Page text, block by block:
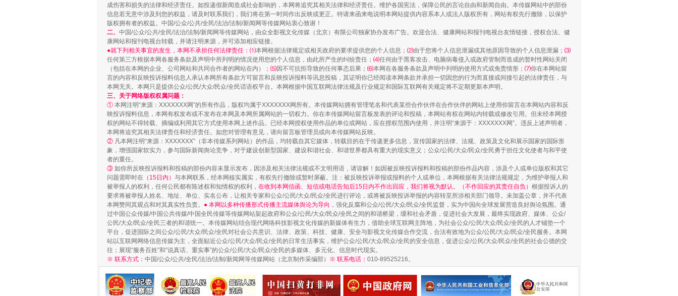
站台名比不上好声名
走近一线检察官
“谁都不怕”的他落马了
漫山遍野的桃花与雪山、麦地、白藏房 除了知识还要"留白" 用生命托举生命
成伤害和损失的法律和经济责任。如投递假新闻造成社会影响的，本网将追究其相关法律和经济责任。维护各国宪法，保障公民的言论自由和新闻自由。本传媒网站中的部份
信息若无意中涉及到您的权益，请及时联系我们，我们将在第一时间作出反映或更正。特请来函来电说明本网站提供内容系本人或法人版权所有，网站有权先行撤除，以保护
版权拥有者的权益。中国/公众/公共/全民/法治/法制/新闻网等传媒网站衷心致谢！
二、 中国/公众/公共/全民/法治/法制/新闻网等传媒网站，由众全影视文化传媒（北京）有限公司独家协办发布广告。欢迎合法、健康网站和报刊电视台友情链接，授权合法、健
康网站和报刊电视台转载，并请注明来源，并可添加相应链接。
●就下列相关事宜的发生，本网不承担任何法律责任：⑴本网根据法律规定或相关政府的要求提供您的个人信息； ⑵由于您将个人信息泄漏或其他原因导致的个人信息泄漏； ⑶
任何第三方根据本网各服务条款及声明中所列明的情况使用您的个人信息，由此所产生的纠纷责任； ⑷任何由于黑客攻击、电脑病毒侵入或政府管制而造成的暂时性网站关闭
（包括在本网的企业、公司网站和共同合作者的网站在内）； ⑸因不可抗拒导致的任何事态后果； ⑹本网在各服务条款及声明中列明的使用方式或免责情形； ⑺你在本网站留
言的内容和反映投诉报料信息人承认本网所有条款方可留言和反映投诉报料等讯息投稿，其证明你已经阅读本网条款并承担一切因您的行为而直接或间接引起的法律责任，与
本网无关。本网只是提供公众/公民/大众/民众/全民话语权平台。本网根据中国互联网法律法规及行业规定和国际互联网有关规定将不定期更新本声明。
三、关于网络版权权属问题：
① 本网注明“来源：XXXXXXX网”的所有作品，版权均属于XXXXXXX网所有。本传媒网站拥有管理笔名和代表某些合作伙伴在合作伙伴的网站上使用你留言在本网站内容和反
映投诉报料信息，本网有权发布或不发布在本网及本网所属网站的一切权力。你在本传媒网站留言板发表的评论和投稿，本网站有权在网站内转载或修改引用。但未经本网授
权的网站不得转载、摘编或利用其它方式使用本网上述作品。已经本网授权使用作品的单位或网站，应在授权范围内使用，并注明“来源于：XXXXXXX网”。违反上述声明者，
本网将追究其相关法律责任和经济责任。如您对管理有意见，请向留言板管理员或向本传媒网站反映。
② 凡本网注明“来源：XXXXXXX”（非本传媒系列网站）的作品，均转载自其它媒体，转载目的在于传递更多信息，宣传国家的法律、法规、政策及文化和展示国家的国际形
象，增强国家软实力，参与国际新闻舆论竞争，对于建设创新型国家、建设和谐社会、和谐世界都具有重大的现实意义；公众/公民/大众/民众/全民勇于担任文化使者与和平使
者的重任。
③ 如你所反映投诉报料和投稿的部份内容未显示发布，因涉及相关法律法规或不文明用语，请谅解！如因被反映投诉报料和投稿的部份作品内容，涉及个人或单位版权和其它
问题需即时在 （15日内） 与本网联系，经本网核实属实，有权先行撤除或暂时屏蔽。注：被反映投诉举报或报料的个人或单位，本网根据有关法律法规规定，为维护举报人和
被举报人的权利，任何公民都有陈述权和知情权的权利， 在收到本网信函、短信或电话告知后15日内不作出回应，我们将视为默认。（不作回应的其责任自负） 根据投诉人的
要求将被举报人姓名、地址、单位、实名公布，让相关专家和公众/公民/大众/民众/全民进行评论，或将被反映投诉举报的内容转至所涉相关部门领导。未加盖公章，并不代表
本网赞同其观点和对其真实性负责。 ● 本网以多种传播形式传播主流媒体舆论为导向 ，强化反腐和公众/公民/大众/民众/全民监督，实为中国向全球发展营造良好舆论氛围。通
过中国公众传媒/中国公共传媒/中国全民传媒等传媒网站架起政府和公众/公民/大众/民众/全民之间的和谐桥梁，缓和社会矛盾，促进社会大发展，最终实现政府、媒体、公众/
公民/大众/民众/全民三者的和谐统一。本传媒网站结合现代网络科技影视文化传媒的新媒体有生力，借助全球互联网主阵地，为社会公众/公民/大众/民众/全民的人才铺垫一个
平台，促进国际之间公众/公民/大众/民众/全民对社会公共意识、法律、政策、科技、健康、安全与影视文化传媒合作交流，合法有效地为公众/公民/大众/民众/全民服务。本网
站以互联网网络信息传媒为主，全面贴近公众/公民/大众/民众/全民的日常生活事实，维护公众/公民/大众/民众/全民的安全信息，促进公众/公民/大众/民众/全民的社会公德的交
往；展现“服务百姓”和“说真话、重实事”的公众/公民/大众/民众/全民的多媒体、多元化、信息时代现实。
※ 联系方式： 中国/公众/公共/全民/法治/法制/新闻网等传媒网站（北京制作采编部） ※ 联系电话： 010-89525216。